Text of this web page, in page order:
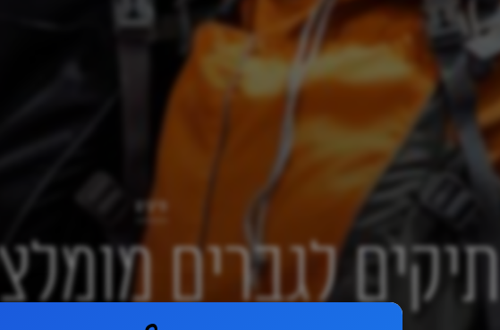
5 תיקים לגברים